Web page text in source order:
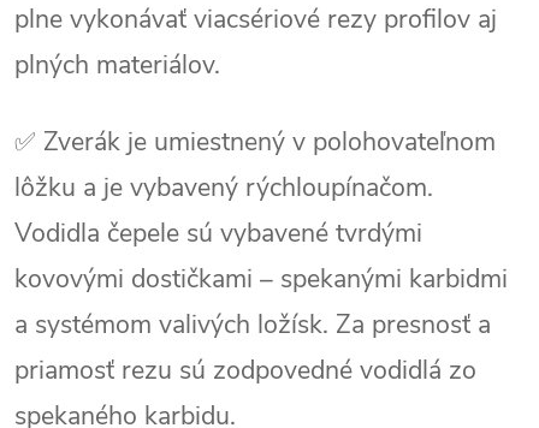
plne vykonávať viacsériové rezy profilov aj
plných materiálov.
✅ Zverák je umiestnený v polohovateľnom
lôžku a je vybavený rýchloupínačom.
Vodidla čepele sú vybavené tvrdými
kovovými dostičkami – spekanými karbidmi
a systémom valivých ložísk. Za presnosť a
priamosť rezu sú zodpovedné vodidlá zo
spekaného karbidu.